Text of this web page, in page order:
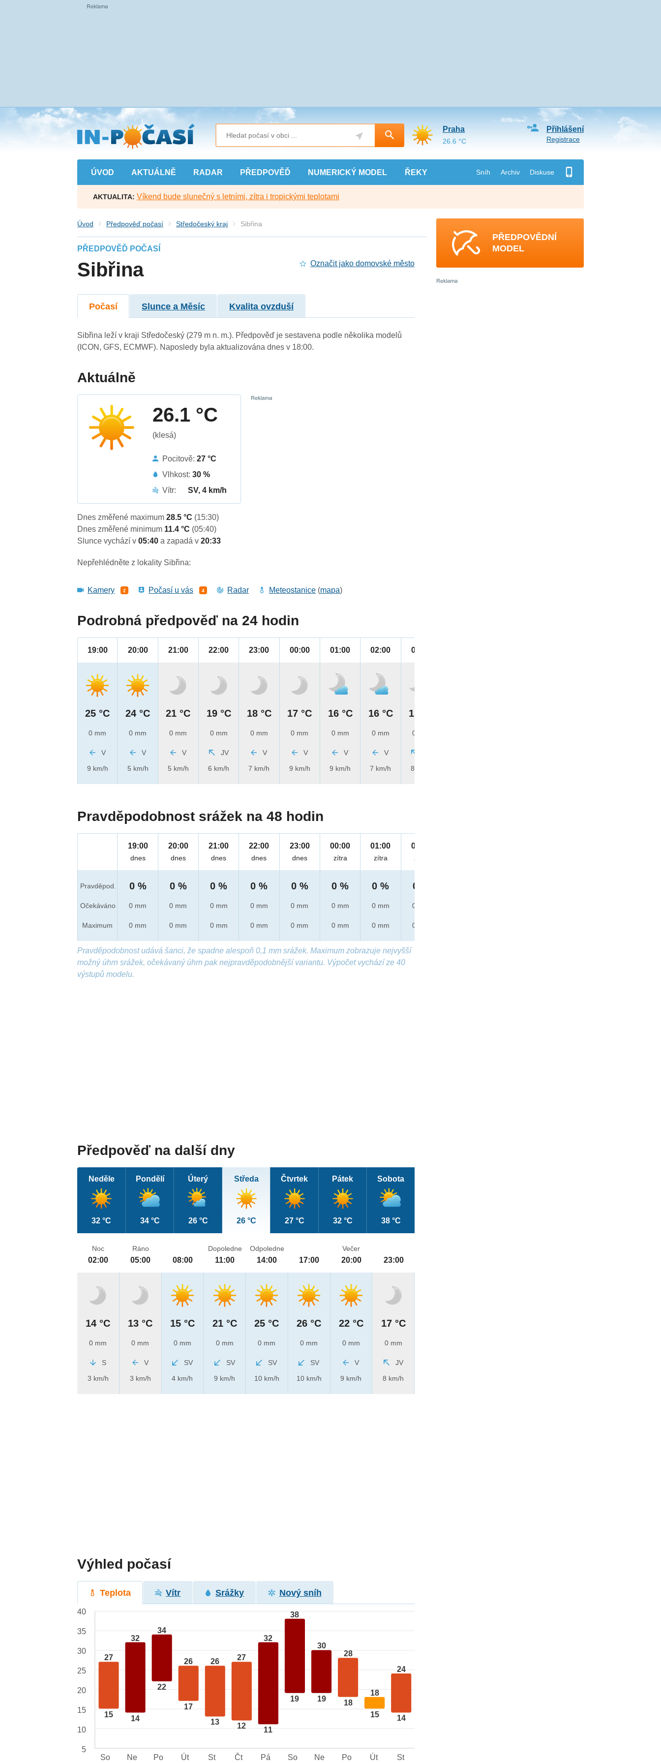
Přejít
na
hlavní
obsah
ÚVOD AKTUÁLNĚ RADAR PŘEDPOVĚĎ NUMERICKÝ MODEL ŘEKY Sníh Archiv Diskuse
Přihlášení
Registrace
Praha
26.6 °C
AKTUALITA: Víkend bude slunečný s letními, zítra i tropickými teplotami
Úvod Předpověď počasí Středočeský kraj Sibřina
PŘEDPOVĚĎ POČASÍ
Sibřina Označit jako domovské město
Počasí Slunce a Měsíc Kvalita ovzduší
Sibřina leží v kraji Středočeský (279 m n. m.). Předpověď je sestavena podle několika modelů
(ICON, GFS, ECMWF). Naposledy byla aktualizována dnes v 18:00.
Aktuálně
26.1 °C
(klesá)
Pocitově:27 °C
Vlhkost:30 %
Vítr:
SV, 4 km/h
Dnes změřené maximum28.5 °C (15:30)
Dnes změřené minimum 11.4 °C (05:40)
Slunce vychází v05:40a zapadá v20:33
Nepřehlédněte z lokality Sibřina:
Kamery 2 Počasí u vás 4 Radar Meteostanice (mapa)
Podrobná předpověď na 24 hodin
19:00
25 °C
0 mm
V
9 km/h
20:00
24 °C
0 mm
V
5 km/h
21:00
21 °C
0 mm
V
5 km/h
22:00
19 °C
0 mm
JV
6 km/h
23:00
18 °C
0 mm
V
7 km/h
00:00
17 °C
0 mm
V
9 km/h
01:00
16 °C
0 mm
V
9 km/h
02:00
16 °C
0 mm
V
7 km/h
03:00
15 °C
0 mm
8 km/h
Pravděpodobnost srážek na 48 hodin
Pravděpod.
Očekáváno
Maximum
19:00
dnes
0 %
0 mm
0 mm
20:00
dnes
0 %
0 mm
0 mm
21:00
dnes
0 %
0 mm
0 mm
22:00
dnes
0 %
0 mm
0 mm
23:00
dnes
0 %
0 mm
0 mm
00:00
zítra
0 %
0 mm
0 mm
01:00
zítra
0 %
0 mm
0 mm
02:00
zítra
0 %
0 mm
0 mm
Pravděpodobnost udává šanci, že spadne alespoň 0,1 mm srážek. Maximum zobrazuje nejvyšší
možný úhrn srážek, očekávaný úhrn pak nejpravděpodobnější variantu. Výpočet vychází ze 40
výstupů modelu.
Předpověď na další dny
Neděle
32 °C
Pondělí
34 °C
Úterý
26 °C
Středa
26 °C
Čtvrtek
27 °C
Pátek
32 °C
Sobota
38 °C
Noc
02:00
14 °C
0 mm
S
3 km/h
Ráno
05:00
13 °C
0 mm
V
3 km/h
08:00
15 °C
0 mm
SV
4 km/h
Dopoledne
11:00
21 °C
0 mm
SV
9 km/h
Odpoledne
14:00
25 °C
0 mm
SV
10 km/h
17:00
26 °C
0 mm
SV
10 km/h
Večer
20:00
22 °C
0 mm
V
9 km/h
23:00
17 °C
0 mm
JV
8 km/h
Výhled počasí
Teplota Vítr Srážky Nový sníh
27
15
32
14
34
22
26
17
26
13
27
12
32
11
38
19
30
19
28
18
18
15
24
14
40
35
30
25
20
15
10
5
So
Ne Po Út St Čt Pá So Ne Po Út St
PŘEDPOVĚDNÍ
MODEL